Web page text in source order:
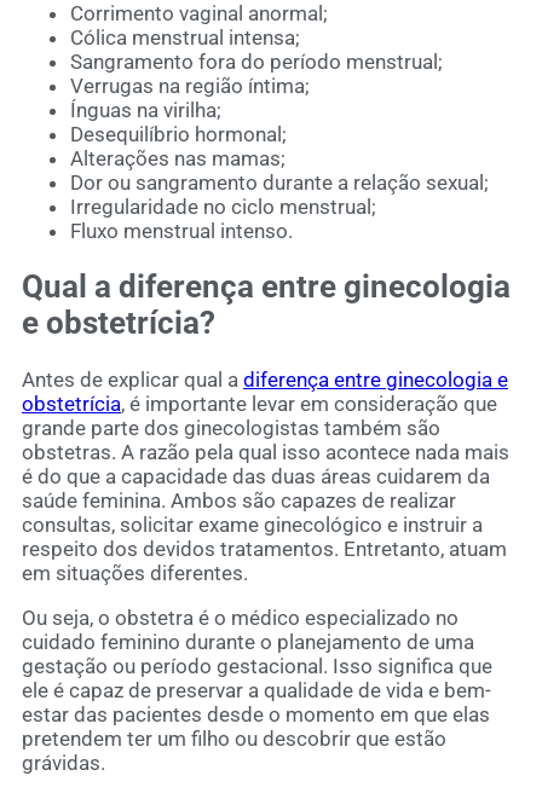
Corrimento vaginal anormal;
Cólica menstrual intensa;
Sangramento fora do período menstrual;
Verrugas na região íntima;
Ínguas na virilha;
Desequilíbrio hormonal;
Alterações nas mamas;
Dor ou sangramento durante a relação sexual;
Irregularidade no ciclo menstrual;
Fluxo menstrual intenso.
Qual a diferença entre ginecologia
e obstetrícia?
Antes de explicar qual a diferença entre ginecologia e
obstetrícia, é importante levar em consideração que
grande parte dos ginecologistas também são
obstetras. A razão pela qual isso acontece nada mais
é do que a capacidade das duas áreas cuidarem da
saúde feminina. Ambos são capazes de realizar
consultas, solicitar exame ginecológico e instruir a
respeito dos devidos tratamentos. Entretanto, atuam
em situações diferentes.
Ou seja, o obstetra é o médico especializado no
cuidado feminino durante o planejamento de uma
gestação ou período gestacional. Isso significa que
ele é capaz de preservar a qualidade de vida e bem-
estar das pacientes desde o momento em que elas
pretendem ter um filho ou descobrir que estão
grávidas.